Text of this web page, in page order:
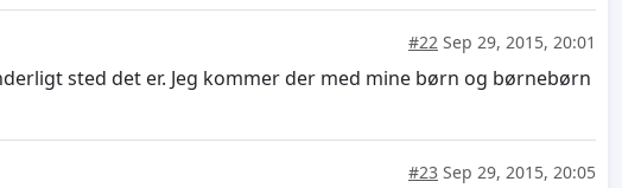
#22 Sep 29, 2015, 20:01
sted det er. Jeg kommer der med mine børn og børnebørn
#23 Sep 29, 2015, 20:05